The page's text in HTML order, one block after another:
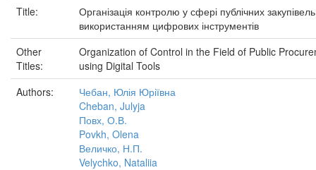
Title:
Організація контролю у сфері публічних
використанням цифрових інструментів
Other
Titles:
Organization of Control in the Field of Public
using Digital Tools
Authors:
Чебан, Юлія Юріївна
Cheban, Julyja
Повх, О.В.
Povkh, Olena
Величко, Н.П.
Velychko, Nataliia